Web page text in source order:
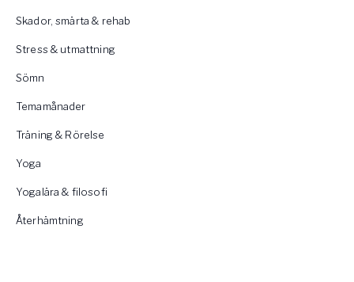
Skador, smärta & rehab
Stress & utmattning
Sömn
Temamånader
Träning & Rörelse
Yoga
Yogalära & filosofi
Återhämtning